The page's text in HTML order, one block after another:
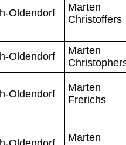
Oldendorf
Marten
Christoffers
Oldendorf
Marten
Oldendorf
Marten
Frerichs
Marten